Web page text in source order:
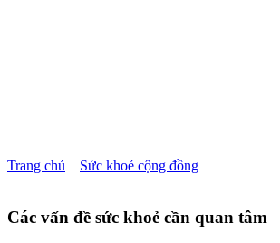
Trang chủ Sức khoẻ cộng đồng
Các vấn đề sức khoẻ cần quan tâm